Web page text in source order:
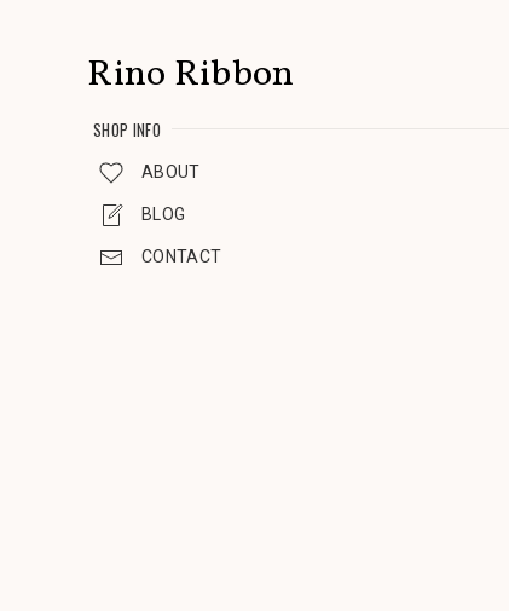
Rino Ribbon
SHOP INFO
ABOUT
BLOG
CONTACT